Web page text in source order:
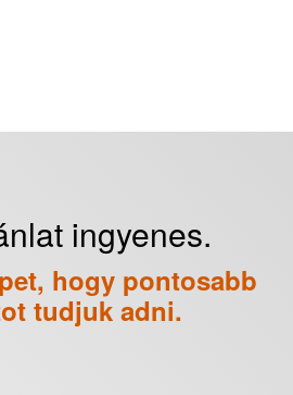
ingyenes.
hogy pontosabb
tudjuk adni.